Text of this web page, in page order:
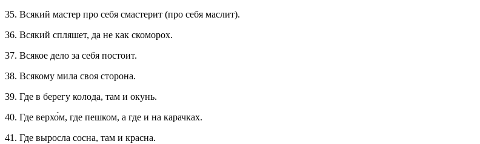
35. Всякий мастер про себя смастерит (про себя маслит).
36. Всякий спляшет, да не как скоморох.
37. Всякое дело за себя постоит.
38. Всякому мила своя сторона.
39. Где в берегу колода, там и окунь.
40. Где верхо́м, где пешком, а где и на карачках.
41. Где выросла сосна, там и красна.